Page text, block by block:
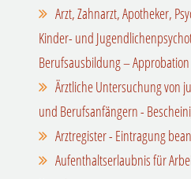
Arzt, Zahnarzt, Apotheker,
Kinder- und
Berufsausbildung –
Ärztliche Untersuchung von
und Berufsanfängern -
Arztregister - Eintragung
Aufenthaltserlaubnis für